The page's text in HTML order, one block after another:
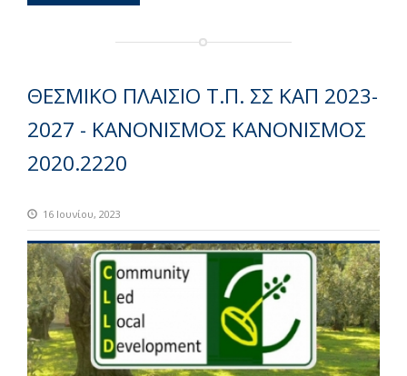
ΘΕΣΜΙΚΟ ΠΛΑΙΣΙΟ Τ.Π. ΣΣ ΚΑΠ 2023-
2027 - ΚΑΝΟΝΙΣΜΟΣ ΚΑΝΟΝΙΣΜΟΣ
2020.2220
16 Ιουνίου, 2023